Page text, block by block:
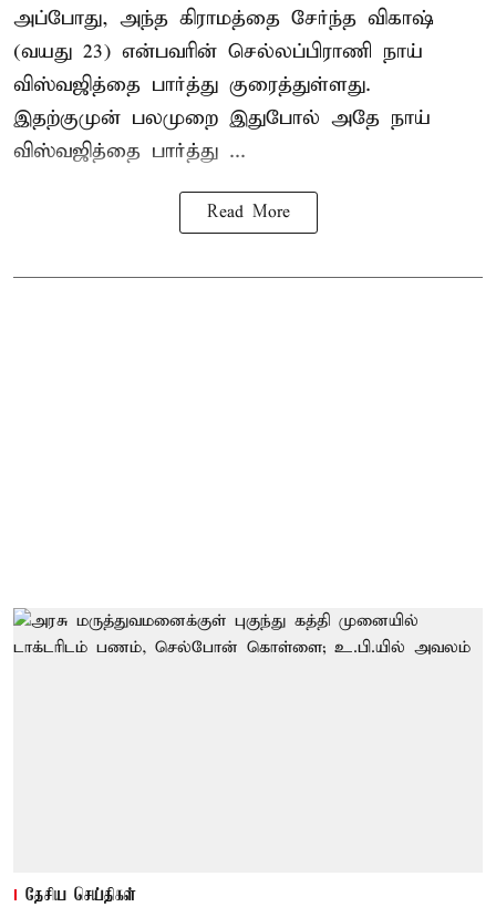
அப்போது, அந்த கிராமத்தை சேர்ந்த விகாஷ்
(வயது 23) என்பவரின் செல்லப்பிராணி நாய்
விஸ்வஜித்தை பார்த்து குரைத்துள்ளது.
இதற்குமுன் பலமுறை இதுபோல் அதே நாய்
விஸ்வஜித்தை பார்த்து ...
Read More
தேசிய செய்திகள்